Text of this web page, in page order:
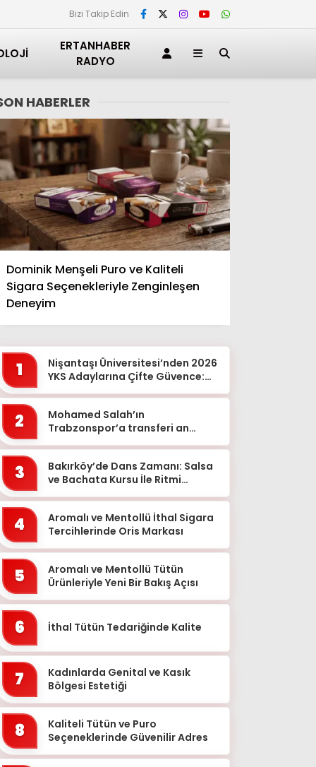
Bizi Takip Edin
ERTANHABER
RADYO
HABERLER
Dominik Menşeli Puro ve Kaliteli
Sigara Seçenekleriyle Zenginleşen
Deneyim
1
Nişantaşı Üniversitesi’nden 2026
YKS Adaylarına Çifte Güvence:
2
Mohamed Salah’ın
Trabzonspor’a transferi an
3
Bakırköy’de Dans Zamanı: Salsa
ve Bachata Kursu İle Ritmi
4
Aromalı ve Mentollü İthal Sigara
Tercihlerinde Oris Markası
5
Aromalı ve Mentollü Tütün
Ürünleriyle Yeni Bir Bakış Açısı
6 İthal Tütün Tedariğinde Kalite
7
Kadınlarda Genital ve Kasık
Bölgesi Estetiği
8
Kaliteli Tütün ve Puro
Seçeneklerinde Güvenilir Adres
Adana
Adıyaman
Afyonkarahisar
Ağrı
Aksaray
Amasya
Ankara
Antalya
Ardahan
Artvin
Aydın
Balıkesir
Bartın
Batman
Bayburt
Bilecik
Bingöl
Bitlis
Bolu
Burdur
Bursa
Çanakkale